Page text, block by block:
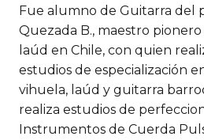
Fue alumno de Guitarra del
Quezada B., maestro
laúd en Chile, con quien
estudios de especialización
vihuela, laúd y guitarra
realiza estudios de
Instrumentos de Cuerda